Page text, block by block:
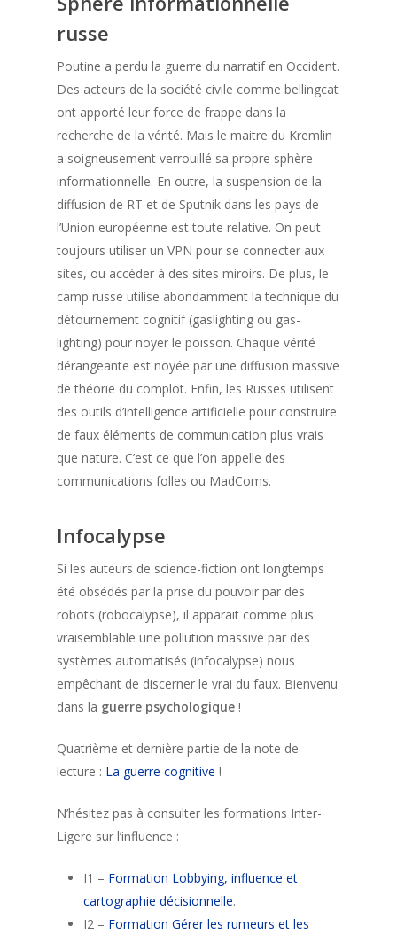
russe
Poutine a perdu la guerre du narratif en Occident.
Des acteurs de la société civile comme bellingcat
ont apporté leur force de frappe dans la
recherche de la vérité. Mais le maitre du Kremlin
a soigneusement verrouillé sa propre sphère
informationnelle. En outre, la suspension de la
diffusion de RT et de Sputnik dans les pays de
l’Union européenne est toute relative. On peut
toujours utiliser un VPN pour se connecter aux
sites, ou accéder à des sites miroirs. De plus, le
camp russe utilise abondamment la technique du
détournement cognitif (gaslighting ou gas-
lighting) pour noyer le poisson. Chaque vérité
dérangeante est noyée par une diffusion massive
de théorie du complot. Enfin, les Russes utilisent
des outils d’intelligence artificielle pour construire
de faux éléments de communication plus vrais
que nature. C’est ce que l’on appelle des
communications folles ou MadComs.
Infocalypse
Si les auteurs de science-fiction ont longtemps
été obsédés par la prise du pouvoir par des
robots (robocalypse), il apparait comme plus
vraisemblable une pollution massive par des
systèmes automatisés (infocalypse) nous
empêchant de discerner le vrai du faux. Bienvenu
dans la guerre psychologique !
Quatrième et dernière partie de la note de
lecture : La guerre cognitive !
N’hésitez pas à consulter les formations Inter-
Ligere sur l’influence :
I1 – Formation Lobbying, influence et
cartographie décisionnelle.
I2 – Formation Gérer les rumeurs et les